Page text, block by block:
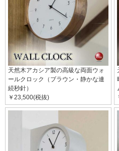
天然木アカシア製の高級な両面ウォ
ールクロック（ブラウン・静かな連
続秒針）
￥23,500(税抜)